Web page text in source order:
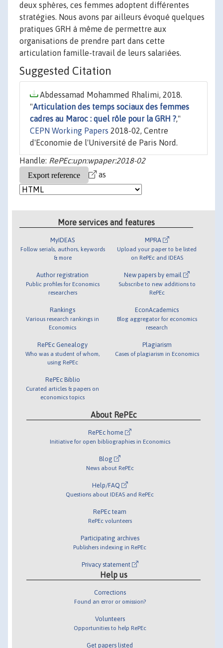
deux sphères, ces femmes adoptent différentes
stratégies. Nous avons par ailleurs évoqué quelques
pratiques GRH à même de permettre aux
organisations de prendre part dans cette
articulation famille-travail de leurs salariées.
Suggested Citation
Abdessamad Mohammed Rhalimi, 2018.
"Articulation des temps sociaux des femmes
cadres au Maroc : quel rôle pour la GRH ?,"
CEPN Working Papers 2018-02, Centre
d'Economie de l'Université de Paris Nord.
Handle: RePEc:upn:wpaper:2018-02
as
More services and features
MyIDEAS
Follow serials, authors, keywords
& more
Author registration
Public profiles for Economics
researchers
Rankings
Various research rankings in
Economics
RePEc Genealogy
Who was a student of whom,
using RePEc
RePEc Biblio
Curated articles & papers on
economics topics
MPRA
Upload your paper to be listed
on RePEc and IDEAS
New papers by email
Subscribe to new additions to
RePEc
EconAcademics
Blog aggregator for economics
research
Plagiarism
Cases of plagiarism in Economics
About RePEc
RePEc home
Initiative for open bibliographies in Economics
Blog
News about RePEc
Help/FAQ
Questions about IDEAS and RePEc
RePEc team
RePEc volunteers
Participating archives
Publishers indexing in RePEc
Privacy statement
Help us
Corrections
Found an error or omission?
Volunteers
Opportunities to help RePEc
Get papers listed